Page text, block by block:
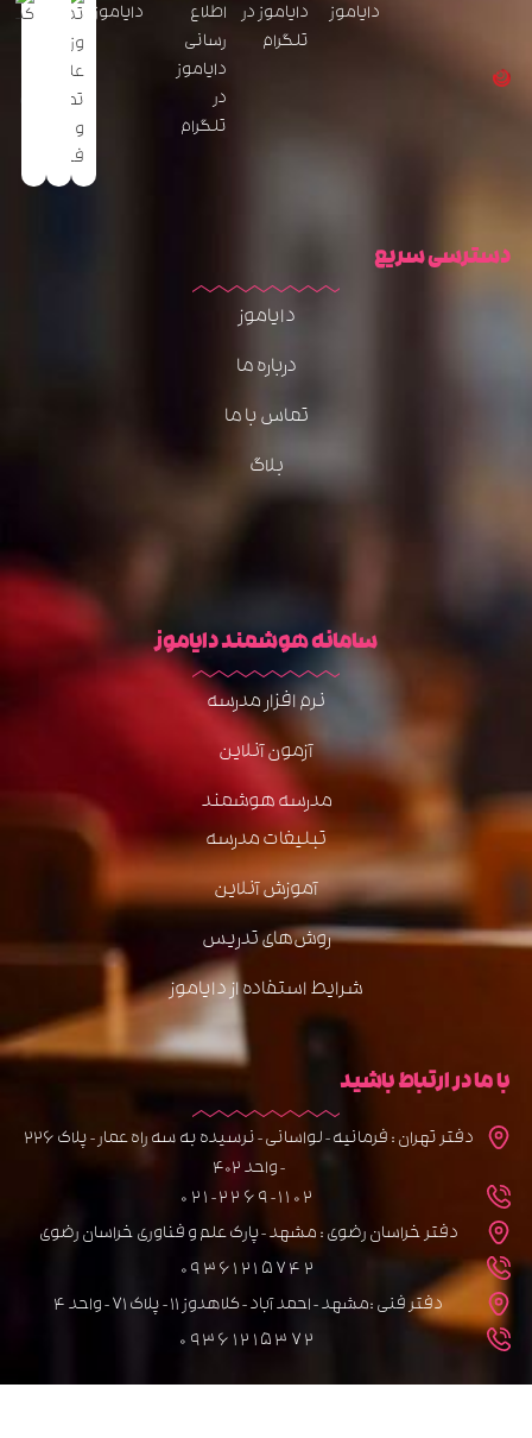
دایاموز
دایاموز در
تلگرام
اطلاع
رسانی
دایاموز
در
تلگرام
دایاموز
دسترسی سریع
دایاموز
درباره ما
تماس با ما
بلاگ
سامانه هوشمند دایاموز
نرم افزار مدرسه
آزمون آنلاین
مدرسه هوشمند
تبلیغات مدرسه
آموزش آنلاین
روش‌های تدریس
شرایط استفاده از دایاموز
با ما در ارتباط باشید
دفتر تهران : فرمانیه - لواسانی - نرسیده به سه راه عمار - پلاک 226
- واحد 402
021-2269-1102
دفتر خراسان رضوی : مشهد - پارک علم و فناوری خراسان رضوی
09361215742
دفتر فنی :مشهد - احمد آباد - کلاهدوز 11 - پلاک 71 - واحد 4
09361215372